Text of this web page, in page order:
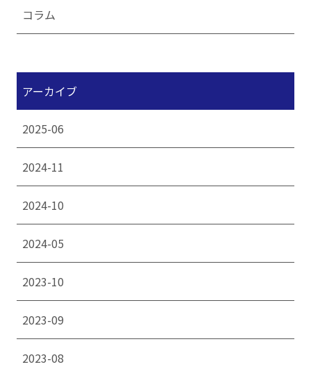
コラム
アーカイブ
2025-06
2024-11
2024-10
2024-05
2023-10
2023-09
2023-08